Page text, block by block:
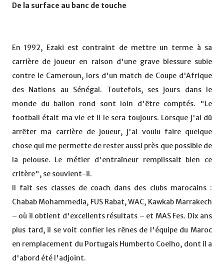
De la surface au banc de touche
En 1992, Ezaki est contraint de mettre un terme à sa
carrière de joueur en raison d'une grave blessure subie
contre le Cameroun, lors d'un match de Coupe d'Afrique
des Nations au Sénégal. Toutefois, ses jours dans le
monde du ballon rond sont loin d'être comptés. "Le
football était ma vie et il le sera toujours. Lorsque j'ai dû
arrêter ma carrière de joueur, j'ai voulu faire quelque
chose qui me permette de rester aussi près que possible de
la pelouse. Le métier d'entraîneur remplissait bien ce
critère", se souvient-il.
Il fait ses classes de coach dans des clubs marocains :
Chabab Mohammedia, FUS Rabat, WAC, Kawkab Marrakech
– où il obtient d'excellents résultats – et MAS Fes. Dix ans
plus tard, il se voit confier les rênes de l'équipe du Maroc
en remplacement du Portugais Humberto Coelho, dont il a
d'abord été l'adjoint.